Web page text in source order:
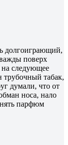
долгоиграющий,
поверх
следующее
табак,
думали, что от
носа, нало
парфюм